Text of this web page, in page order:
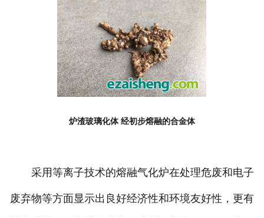
炉渣玻璃化体 经初步熔融的合金体
采用等离子技术的熔融气化炉在处理危废和电子
废弃物等方面显示出良好经济性和环境友好性，更有